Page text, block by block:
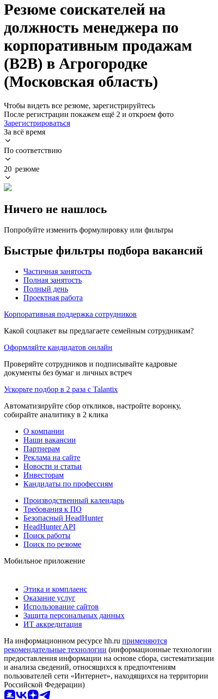
Резюме соискателей на
должность менеджера по
корпоративным продажам
(B2B) в Агрогородке
(Московская область)
Чтобы видеть все резюме, зарегистрируйтесь
После регистрации покажем ещё 2 и откроем фото
Зарегистрироваться
За всё время
По соответствию
20 резюме
Ничего не нашлось
Попробуйте изменить формулировку или фильтры
Быстрые фильтры подбора вакансий
Частичная занятость
Полная занятость
Полный день
Проектная работа
Корпоративная поддержка сотрудников
Какой соцпакет вы предлагаете семейным сотрудникам?
Оформляйте кандидатов онлайн
Проверяйте сотрудников и подписывайте кадровые
документы без бумаг и личных встреч
Ускорьте подбор в 2 раза с Talantix
Автоматизируйте сбор откликов, настройте воронку,
собирайте аналитику в 2 клика
О компании
Наши вакансии
Партнерам
Реклама на сайте
Новости и статьи
Инвесторам
Кандидаты по профессиям
Производственный календарь
Требования к ПО
Безопасный HeadHunter
HeadHunter API
Поиск работы
Поиск по резюме
Мобильное приложение
Этика и комплаенс
Оказание услуг
Использование сайтов
Защита персональных данных
ИТ аккредитация
На информационном ресурсе hh.ru применяются
рекомендательные технологии (информационные технологии
предоставления информации на основе сбора, систематизации
и анализа сведений, относящихся к предпочтениям
пользователей сети «Интернет», находящихся на территории
Российской Федерации)